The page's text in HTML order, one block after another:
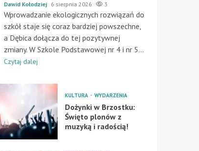
Dawid Kołodziej 6 sierpnia 2026 3
Wprowadzanie ekologicznych rozwiązań do
szkół staje się coraz bardziej powszechne,
a Dębica dołącza do tej pozytywnej
zmiany. W Szkole Podstawowej nr 4 i nr 5...
Czytaj dalej
KULTURA WYDARZENIA
Dożynki w Brzostku:
Święto plonów z
muzyką i radością!